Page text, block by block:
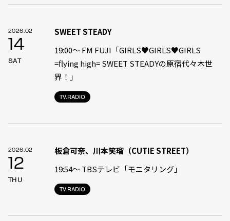
2026.02
14
SAT
TV.RADIO
SWEET STEADY
19:00〜 FM FUJI「GIRLS♥GIRLS♥GIRLS
=flying high= SWEET STEADYの原宿代々木世
界！」
2026.02
12
THU
TV.RADIO
板倉可奈、川本笑瑠（CUTIE STREET）
19:54〜 TBSテレビ「モニタリング」